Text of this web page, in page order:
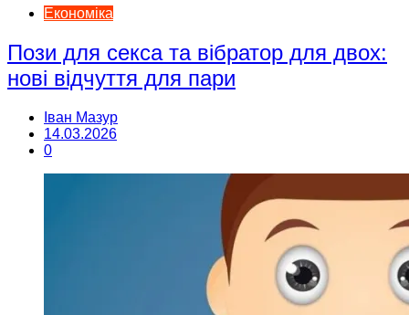
Економіка
Пози для секса та вібратор для двох:
нові відчуття для пари
Іван Мазур
14.03.2026
0